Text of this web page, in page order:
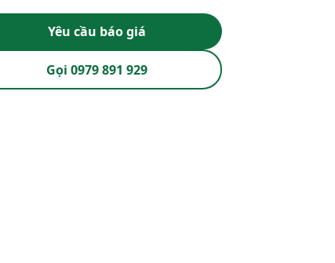
Yêu cầu báo giá
Gọi 0979 891 929